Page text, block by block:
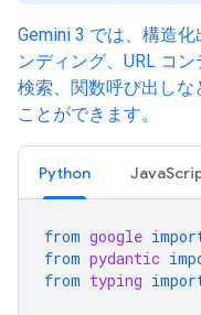
Gemini 3 では、構造
ンディング、URL コ
検索、関数呼び出し
ことができます。
Python
from google
from pydantic
from typing